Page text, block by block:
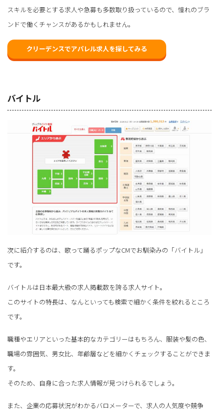
スキルを必要とする求人や急募も多数取り扱っているので、憧れのブラ
ンドで働くチャンスがあるかもしれません。
クリーデンスでアパレル求人を探してみる
バイトル
次に紹介するのは、歌って踊るポップなCMでお馴染みの「バイトル」
です。
バイトルは日本最大級の求人掲載数を誇る求人サイト。
このサイトの特長は、なんといっても検索で細かく条件を絞れるところ
です。
職種やエリアといった基本的なカテゴリーはもちろん、服装や髪の色、
職場の雰囲気、男女比、年齢層などを細かくチェックすることができま
す。
そのため、自身に合った求人情報が見つけられるでしょう。
また、企業の応募状況がわかるバロメーターで、求人の人気度や競争